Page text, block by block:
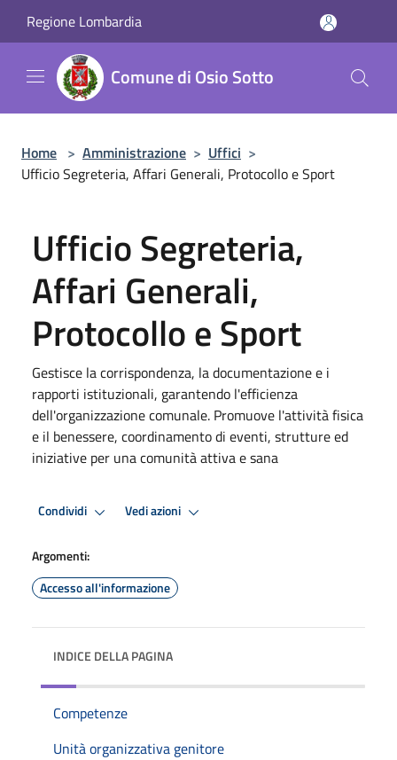
Regione Lombardia
Comune di Osio Sotto
Home > Amministrazione > Uffici >
Ufficio Segreteria, Affari Generali, Protocollo e Sport
Ufficio Segreteria,
Affari Generali,
Protocollo e Sport
Gestisce la corrispondenza, la documentazione e i
rapporti istituzionali, garantendo l'efficienza
dell'organizzazione comunale. Promuove l'attività fisica
e il benessere, coordinamento di eventi, strutture ed
iniziative per una comunità attiva e sana
Condividi Vedi azioni
Argomenti:
Accesso all'informazione
INDICE DELLA PAGINA
Competenze
Unità organizzativa genitore